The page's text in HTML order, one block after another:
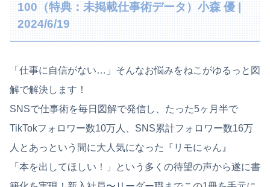
100（特典：未掲載仕事術データ）小森 優 |
2024/6/19
「仕事に自信がない…」そんなお悩みをねこがゆるっと図
解で解決します！
SNSで仕事術を毎日図解で発信し、たった5ヶ月半で
TikTokフォロワー数10万人、SNS累計フォロワー数16万
人とあっという間に大人気になった『リモにゃん』
「本を出してほしい！」
という多くの待望の声から遂に書